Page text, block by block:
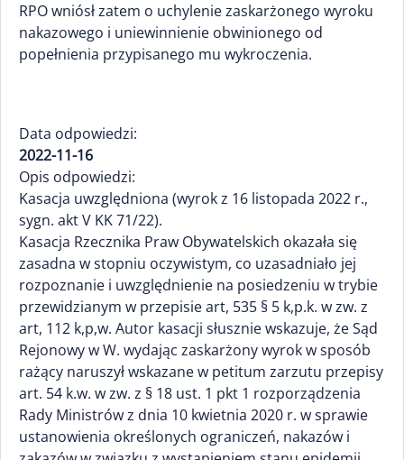
RPO wniósł zatem o uchylenie zaskarżonego wyroku
nakazowego i uniewinnienie obwinionego od
popełnienia przypisanego mu wykroczenia.
Data odpowiedzi:
2022-11-16
Opis odpowiedzi:
Kasacja uwzględniona (wyrok z 16 listopada 2022 r.,
sygn. akt V KK 71/22).
Kasacja Rzecznika Praw Obywatelskich okazała się
zasadna w stopniu oczywistym, co uzasadniało jej
rozpoznanie i uwzględnienie na posiedzeniu w trybie
przewidzianym w przepisie art, 535 § 5 k,p.k. w zw. z
art, 112 k,p,w. Autor kasacji słusznie wskazuje, że Sąd
Rejonowy w W. wydając zaskarżony wyrok w sposób
rażący naruszył wskazane w petitum zarzutu przepisy
art. 54 k.w. w zw. z § 18 ust. 1 pkt 1 rozporządzenia
Rady Ministrów z dnia 10 kwietnia 2020 r. w sprawie
ustanowienia określonych ograniczeń, nakazów i